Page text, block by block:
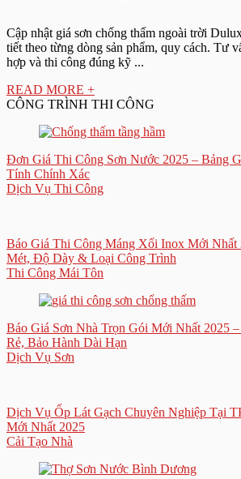
Cập nhật giá sơn chống thấm ngoài trời
tiết theo từng dòng sản phẩm, quy cách. Tư
hợp và thi công đúng kỹ ...
READ MORE +
CÔNG TRÌNH THI CÔNG
Đơn Giá Thi Công Sơn Nước 2025 – Bảng
Tính Chính Xác
Dịch Vụ Thi Công
Báo Giá Thi Công Máng Xối Inox Mới Nhất
Mét, Độ Dày & Loại Công Trình
Thi Công Mái Tôn
Báo Giá Sơn Nhà Trọn Gói Mới Nhất 2025
Rẻ, Bảo Hành Dài Hạn
Dịch Vụ Sơn
Dịch Vụ Ốp Lát Gạch Chuyên Nghiệp Tại
Mới Nhất 2025
Cải Tạo Nhà